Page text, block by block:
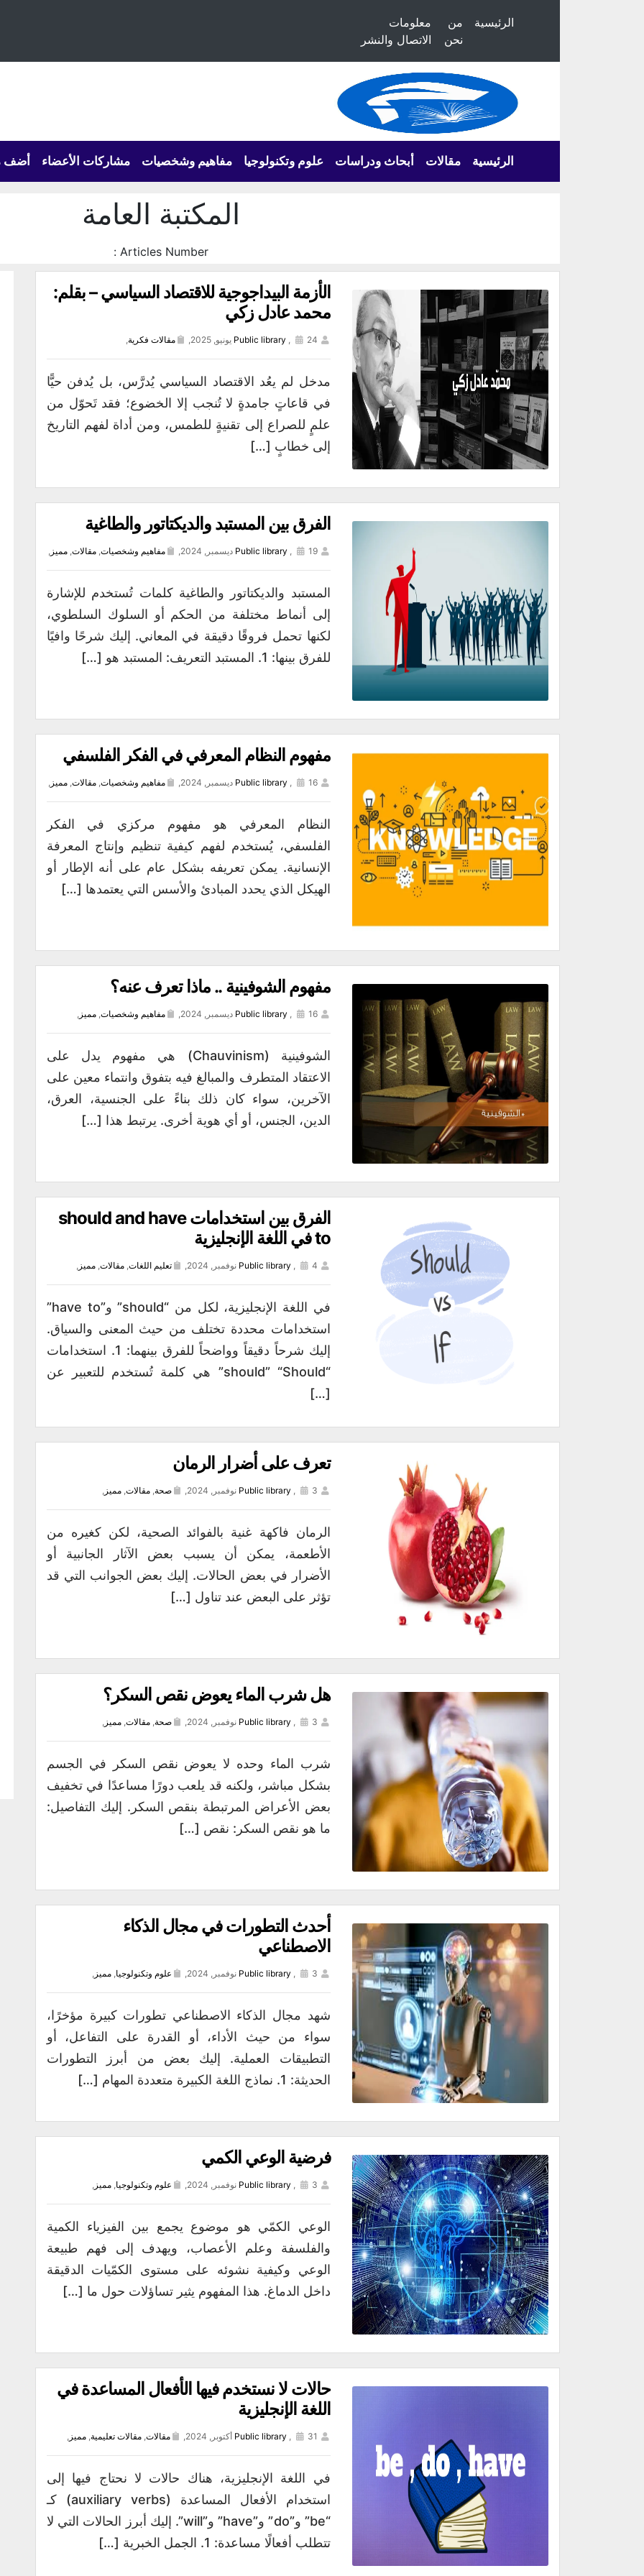
الرئيسية
من
نحن
معلومات
الاتصال والنشر
الرئيسية مقالات أبحاث ودراسات علوم وتكنولوجيا مفاهيم وشخصيات مشاركات الأعضاء أضف
المكتبة العامة
Articles Number :
الأزمة البيداجوجية للاقتصاد السياسي – بقلم:
محمد عادل زكي
Public library , 24 يونيو, 2025, مقالات فكرية,
مدخل لم يعُد الاقتصاد السياسي يُدرَّس، بل يُدفن حيًّا
في قاعاتٍ جامدةٍ لا تُنجب إلا الخضوع؛ فقد تَحوّل من
علمٍ للصراع إلى تقنيةٍ للطمس، ومن أداة لفهم التاريخ
إلى خطابٍ […]
الفرق بين المستبد والديكتاتور والطاغية
Public library , 19 ديسمبر, 2024, مفاهيم وشخصيات,مقالات,مميز,
المستبد والديكتاتور والطاغية كلمات تُستخدم للإشارة
إلى أنماط مختلفة من الحكم أو السلوك السلطوي،
لكنها تحمل فروقًا دقيقة في المعاني. إليك شرحًا وافيًا
للفرق بينها: 1. المستبد التعريف: المستبد هو […]
مفهوم النظام المعرفي في الفكر الفلسفي
Public library , 16 ديسمبر, 2024, مفاهيم وشخصيات,مقالات,مميز,
النظام المعرفي هو مفهوم مركزي في الفكر
الفلسفي، يُستخدم لفهم كيفية تنظيم وإنتاج المعرفة
الإنسانية. يمكن تعريفه بشكل عام على أنه الإطار أو
الهيكل الذي يحدد المبادئ والأسس التي يعتمدها […]
مفهوم الشوفينية .. ماذا تعرف عنه؟
Public library , 16 ديسمبر, 2024, مفاهيم وشخصيات,مميز,
الشوفينية (Chauvinism) هي مفهوم يدل على
الاعتقاد المتطرف والمبالغ فيه بتفوق وانتماء معين على
الآخرين، سواء كان ذلك بناءً على الجنسية، العرق،
الدين، الجنس، أو أي هوية أخرى. يرتبط هذا […]
الفرق بين استخدامات should and have
to في اللغة الإنجليزية
Public library , 4 نوفمبر, 2024, تعليم اللغات,مقالات,مميز,
في اللغة الإنجليزية، لكل من “should” و”have to”
استخدامات محددة تختلف من حيث المعنى والسياق.
إليك شرحاً دقيقاً وواضحاً للفرق بينهما: 1. استخدامات
“should” “Should” هي كلمة تُستخدم للتعبير عن
[…]
تعرف على أضرار الرمان
Public library , 3 نوفمبر, 2024, صحة,مقالات,مميز,
الرمان فاكهة غنية بالفوائد الصحية، لكن كغيره من
الأطعمة، يمكن أن يسبب بعض الآثار الجانبية أو
الأضرار في بعض الحالات. إليك بعض الجوانب التي قد
تؤثر على البعض عند تناول […]
هل شرب الماء يعوض نقص السكر؟
Public library , 3 نوفمبر, 2024, صحة,مقالات,مميز,
شرب الماء وحده لا يعوض نقص السكر في الجسم
بشكل مباشر، ولكنه قد يلعب دورًا مساعدًا في تخفيف
بعض الأعراض المرتبطة بنقص السكر. إليك التفاصيل:
ما هو نقص السكر: نقص […]
أحدث التطورات في مجال الذكاء
الاصطناعي
Public library , 3 نوفمبر, 2024, علوم وتكنولوجيا,مميز,
شهد مجال الذكاء الاصطناعي تطورات كبيرة مؤخرًا،
سواء من حيث الأداء، أو القدرة على التفاعل، أو
التطبيقات العملية. إليك بعض من أبرز التطورات
الحديثة: 1. نماذج اللغة الكبيرة متعددة المهام […]
فرضية الوعي الكمي
Public library , 3 نوفمبر, 2024, علوم وتكنولوجيا,مميز,
الوعي الكمّي هو موضوع يجمع بين الفيزياء الكمية
والفلسفة وعلم الأعصاب، ويهدف إلى فهم طبيعة
الوعي وكيفية نشوئه على مستوى الكمّيات الدقيقة
داخل الدماغ. هذا المفهوم يثير تساؤلات حول ما […]
حالات لا نستخدم فيها الأفعال المساعدة في
اللغة الإنجليزية
Public library , 31 أكتوبر, 2024, مقالات,مقالات تعليمية,مميز,
في اللغة الإنجليزية، هناك حالات لا نحتاج فيها إلى
استخدام الأفعال المساعدة (auxiliary verbs) كـ
“be” و”do” و”have” و”will”. إليك أبرز الحالات التي لا
تتطلب أفعالًا مساعدة: 1. الجمل الخبرية […]